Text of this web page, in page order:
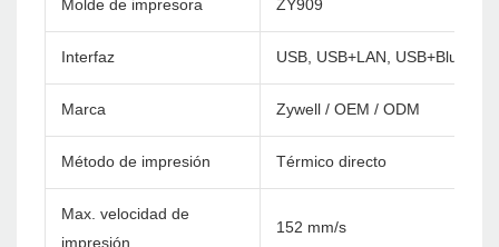
Molde de impresora ZY909
Interfaz USB, USB+LAN,
Marca Zywell / OEM / ODM
Método de impresión Térmico directo
Max. velocidad de
impresión
152 mm/s